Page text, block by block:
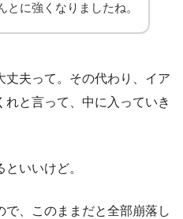
とに強くなりましたね。
夫って。その代わり、イア
と言って、中に入っていき
いいけど。
、このままだと全部崩落し